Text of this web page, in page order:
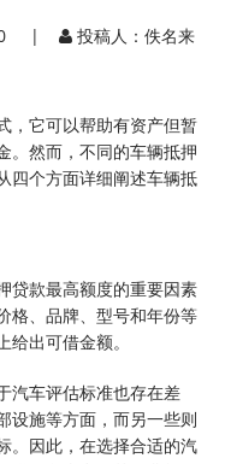
|
投稿人：佚名来
，它可以帮助有资产但暂
。然而，不同的车辆抵押
四个方面详细阐述车辆抵
贷款最高额度的重要因素
格、品牌、型号和年份等
出可借金额。
汽车评估标准也存在差
设施等方面，而另一些则
。因此，在选择合适的汽